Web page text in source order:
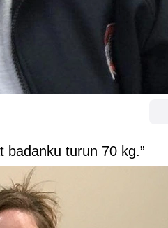
badanku turun 70 kg.”